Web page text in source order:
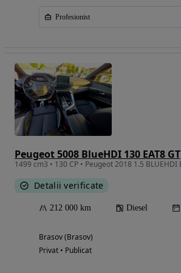
Profesionist
Peugeot 5008 BlueHDI 130 EAT8 GT
Detalii verificate
212 000 km Diesel
Brasov (Brasov)
Privat • Publicat